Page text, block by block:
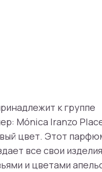
к группе
Mónica Iranzo
цвет. Этот
все свои
и цветами